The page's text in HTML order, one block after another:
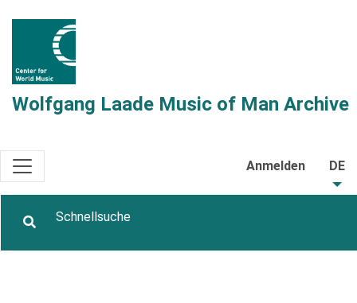
Wolfgang Laade Music of Man Archive
Anmelden DE